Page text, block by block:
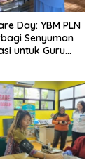
Day: YBM PLN
Senyuman
untuk Guru